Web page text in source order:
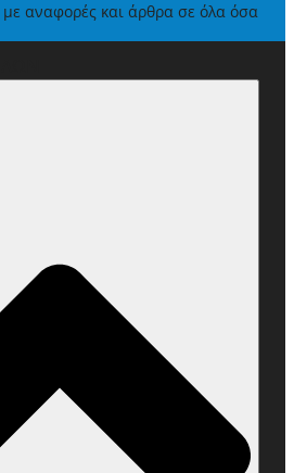
με αναφορές και άρθρα σε όλα όσα